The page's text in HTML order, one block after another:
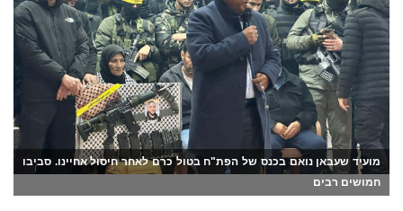
מועיד שעבאן נואם בכנס של הפת"ח בטול כרם לאחר חיסול אחיינו. סביבו
חמושים רבים